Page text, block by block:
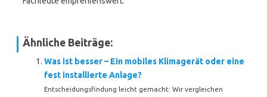
Ähnliche Beiträge:
Was ist besser – Ein mobiles Klimagerät oder eine
fest installierte Anlage?
Entscheidungsfindung leicht gemacht: Wir vergleichen